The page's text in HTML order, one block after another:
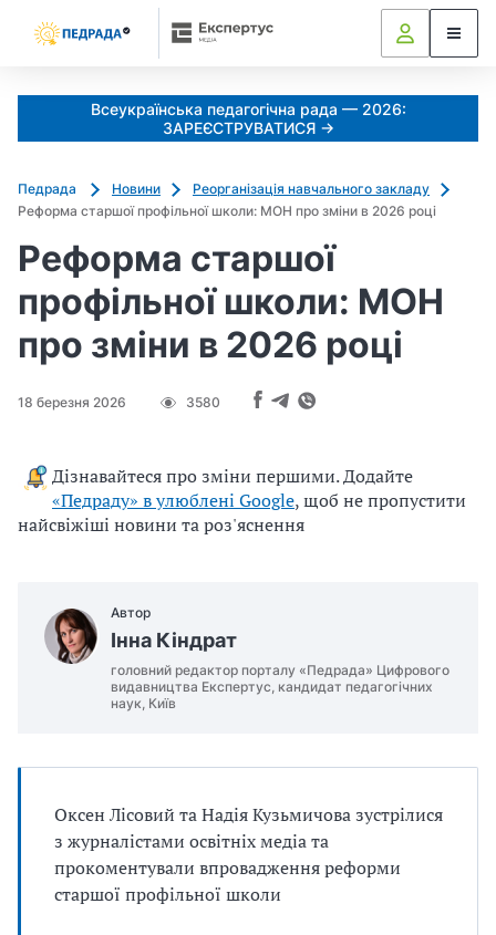
Всеукраїнська педагогічна рада — 2026:
ЗАРЕЄСТРУВАТИСЯ →
Педрада Новини
Реорганізація навчального закладу
Реформа старшої профільної школи: МОН про зміни в 2026 році
Реформа старшої
профільної школи: МОН
про зміни в 2026 році
18 березня 2026 3580
Дізнавайтеся про зміни першими. Додайте
«Педраду» в улюблені Google, щоб не пропустити
найсвіжіші новини та роз'яснення
Автор
Інна Кіндрат
головний редактор порталу «Педрада» Цифрового
видавництва Експертус, кандидат педагогічних
наук, Київ
Оксен Лісовий та Надія Кузьмичова зустрілися
з журналістами освітніх медіа та
прокоментували впровадження реформи
старшої профільної школи